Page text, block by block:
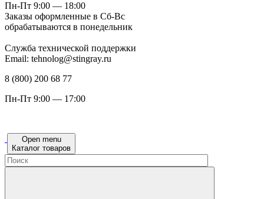
Пн-Пт 9:00 — 18:00
Заказы оформленные в Сб-Вс
обрабатываются в понедельник
Служба технической поддержки
Email: tehnolog@stingray.ru
8 (800) 200 68 77
Пн-Пт 9:00 — 17:00
Open menu
Каталог товаров